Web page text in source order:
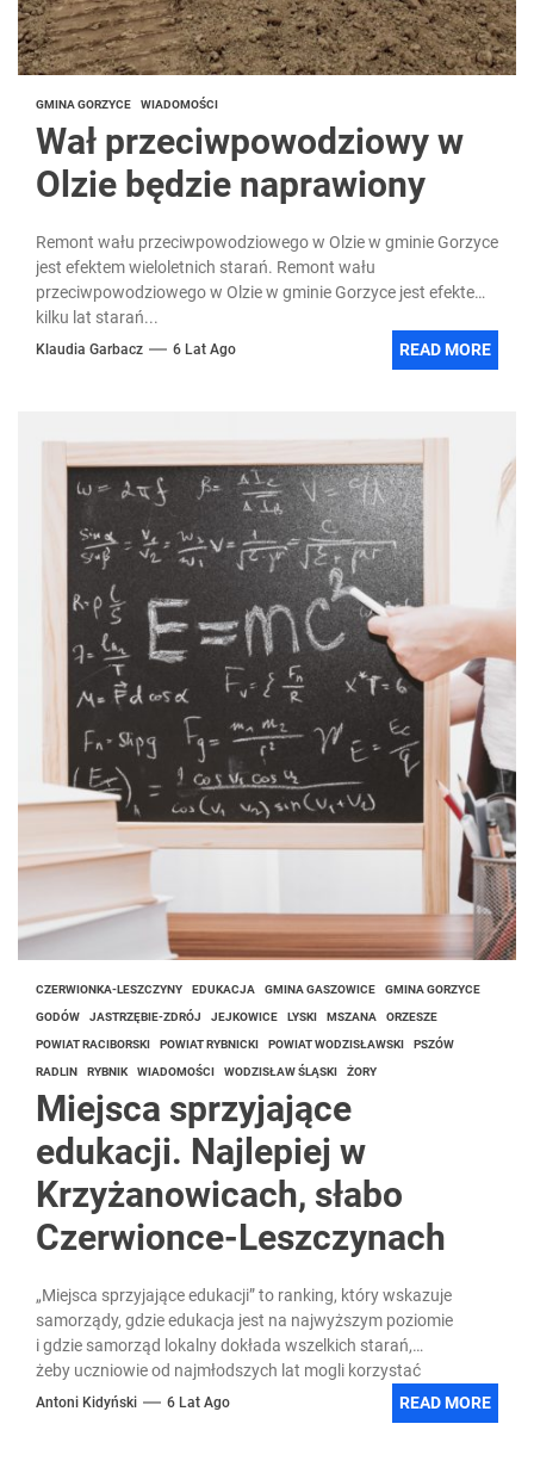
GMINA GORZYCE WIADOMOŚCI
Wał przeciwpowodziowy w
Olzie będzie naprawiony
Remont wału przeciwpowodziowego w Olzie w gminie Gorzyce
jest efektem wieloletnich starań. Remont wału
przeciwpowodziowego w Olzie w gminie Gorzyce jest efektem
kilku lat starań...
Klaudia Garbacz 6 Lat Ago READ MORE
CZERWIONKA-LESZCZYNY EDUKACJA GMINA GASZOWICE GMINA GORZYCE
GODÓW JASTRZĘBIE-ZDRÓJ JEJKOWICE LYSKI MSZANA ORZESZE
POWIAT RACIBORSKI POWIAT RYBNICKI POWIAT WODZISŁAWSKI PSZÓW
RADLIN RYBNIK WIADOMOŚCI WODZISŁAW ŚLĄSKI ŻORY
Miejsca sprzyjające
edukacji. Najlepiej w
Krzyżanowicach, słabo
Czerwionce-Leszczynach
„Miejsca sprzyjające edukacji” to ranking, który wskazuje
samorządy, gdzie edukacja jest na najwyższym poziomie
i gdzie samorząd lokalny dokłada wszelkich starań,
żeby uczniowie od najmłodszych lat mogli korzystać
z najwyższej jakości kształcenia....
Antoni Kidyński 6 Lat Ago READ MORE